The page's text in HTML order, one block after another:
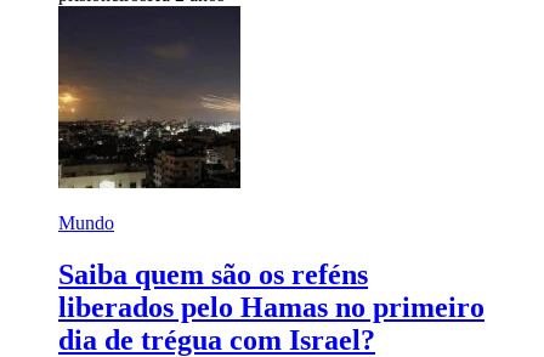
Mundo
Saiba quem são os reféns
liberados pelo Hamas no primeiro
dia de trégua com Israel?